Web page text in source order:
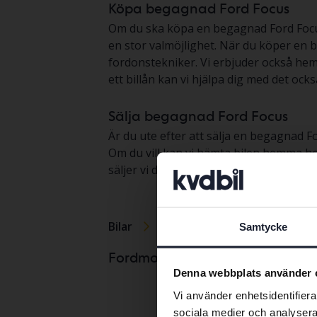
Samtycke
Denna webbplats använder
Vi använder
sociala medier och
Köpa begagnad Ford Focus
Om du ska köpa en begagnad Ford
en stor valmöjlighet. När du köper en
fordonstekniker. Vi erbjuder också
ett billån kan vi hjälpa dig med det
Sälja begagnad Ford Focus
Är du ute efter att sälja en begagnad
Om du vill kan vi hämta bilen hemma
säljer vi din bil genom vår
Bilar Focus
Fordmodeller
Ford Focus